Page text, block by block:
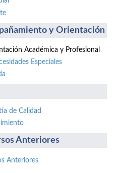
y Orientación
Académica y Profesional
Especiales
de Calidad
Anteriores
Anteriores